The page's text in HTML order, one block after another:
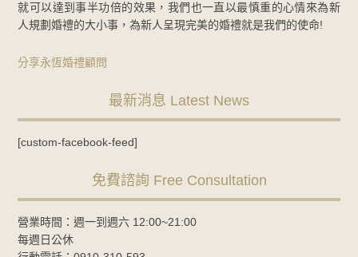
就可以達到事半功倍的效果，我們也一直以最慎重的心情來為新
人規劃婚禮的大小事，為新人呈現完美的婚禮就是我們的使命!
分享永恆婚禮顧問
最新消息 Latest News
[custom-facebook-feed]
免費諮詢 Free Consultation
營業時間：週一到週六 12:00~21:00
每週日公休